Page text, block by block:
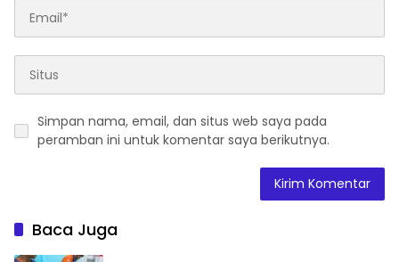
Simpan nama, email, dan situs web saya pada
peramban ini untuk komentar saya berikutnya.
Baca Juga